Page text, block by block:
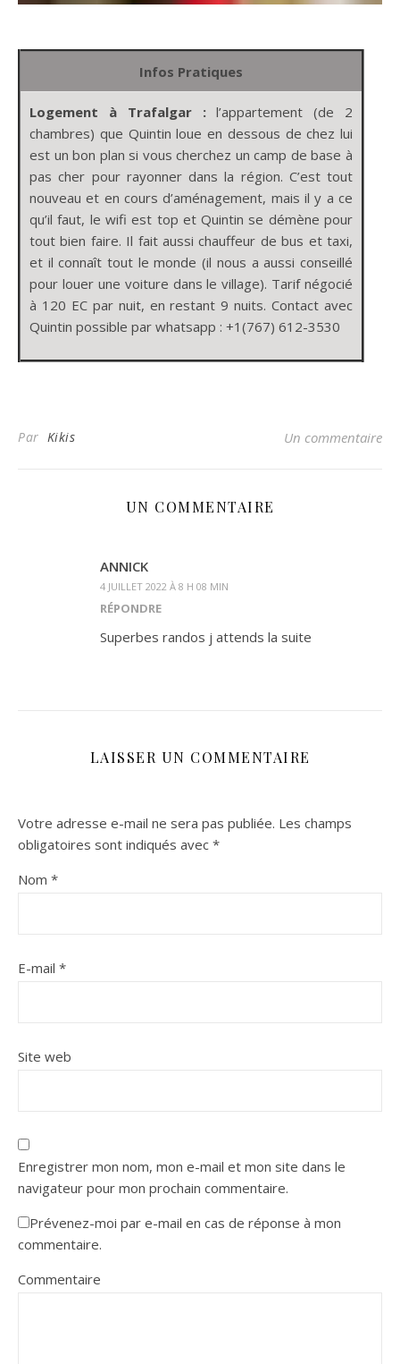
Infos Pratiques
Logement à Trafalgar :l’appartement (de 2
chambres) que Quintin loue en dessous de chez lui
est un bon plan si vous cherchez un camp de base à
pas cher pour rayonner dans la région. C’est tout
nouveau et en cours d’aménagement, mais il y a ce
qu’il faut, le wifi est top et Quintin se démène pour
tout bien faire. Il fait aussi chauffeur de bus et taxi,
et il connaît tout le monde (il nous a aussi conseillé
pour louer une voiture dans le village). Tarif négocié
à 120 EC par nuit, en restant 9 nuits. Contact avec
Quintin possible par whatsapp : +1(767) 612-3530
Par Kikis Un commentaire
UN COMMENTAIRE
ANNICK
4 JUILLET 2022 À 8 H 08 MIN
RÉPONDRE
Superbes randos j attends la suite
LAISSER UN COMMENTAIRE
Votre adresse e-mail ne sera pas publiée. Les champs
obligatoires sont indiqués avec *
Nom *
E-mail *
Site web
Enregistrer mon nom, mon e-mail et mon site dans le
navigateur pour mon prochain commentaire.
Prévenez-moi par e-mail en cas de réponse à mon
commentaire.
Commentaire